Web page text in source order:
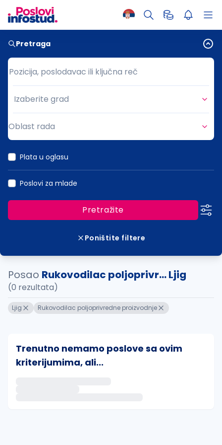
Pretraga
Pozicija, poslodavac ili ključna reč
Pozicija, poslodavac ili ključna reč
Grad
Izaberite grad
Oblast rada
Plata u oglasu
Poslovi za mlade
Pretražite
Poništite filtere
Posao Rukovodilac poljoprivr... Ljig
(0 rezultata)
Ljig Rukovodilac poljoprivredne proizvodnje
Trenutno nemamo poslove sa ovim
kriterijumima, ali...